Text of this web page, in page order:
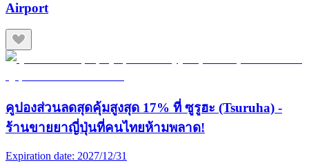
Airport
คูปองส่วนลดสุดคุ้มสูงสุด 17% ที่ ซูรูฮะ (Tsuruha) -
ร้านขายยาญี่ปุ่นที่คนไทยห้ามพลาด!
Expiration date: 2027/12/31